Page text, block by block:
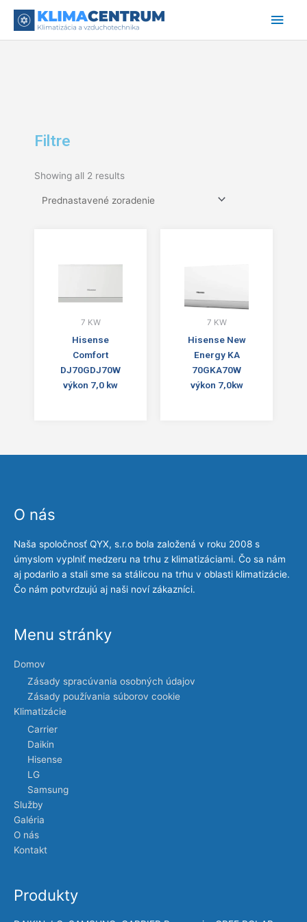
Filtre
Showing all 2 results
7 KW
Hisense
Comfort
DJ70GDJ70W
výkon 7,0 kw
7 KW
Hisense New
Energy KA
70GKA70W
výkon 7,0kw
O nás
Naša spoločnosť QYX, s.r.o bola založená v roku 2008 s
úmyslom vyplniť medzeru na trhu z klimatizáciami. Čo sa nám
aj podarilo a stali sme sa stálicou na trhu v oblasti klimatizácie.
Čo nám potvrdzujú aj naši noví zákazníci.
Menu stránky
Domov
Zásady spracúvania osobných údajov
Zásady používania súborov cookie
Klimatizácie
Carrier
Daikin
Hisense
LG
Samsung
Služby
Galéria
O nás
Kontakt
Produkty